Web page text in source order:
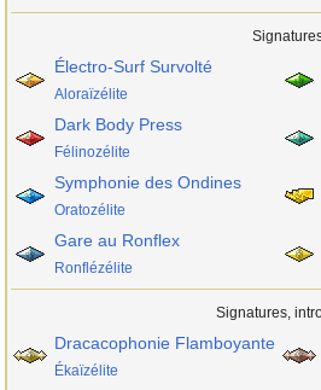
Électro-Surf Survolté
Aloraïzélite
Dark Body Press
Félinozélite
Symphonie des Ondines
Oratozélite
Gare au Ronflex
Ronflézélite
Signatures,
Dracacophonie Flamboyante
Ékaïzélite